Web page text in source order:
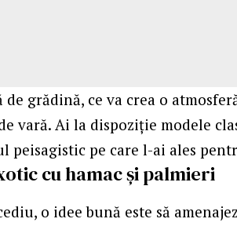
grădină, ce va crea o
vară. Ai la dispoziție modele
peisagistic pe care l-ai ales
cu hamac și palmieri
o idee bună este să